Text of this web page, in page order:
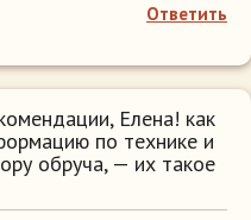
Ответить
Елена! как
по технике и
обруча, — их такое